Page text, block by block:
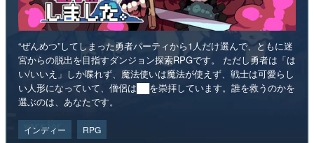
“ぜんめつ”してしまった勇者パーティから1人だけ選んで、ともに迷
宮からの脱出を目指すダンジョン探索RPGです。 ただし勇者は「は
い/いいえ」しか喋れず、魔法使いは魔法が使えず、戦士は可愛らし
い人形になっていて、僧侶は██を崇拝しています。誰を救うのかを
選ぶのは、あなたです。
インディー RPG